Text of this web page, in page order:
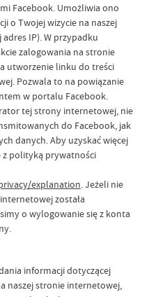
Facebook. Umożliwia ono
o Twojej wizycie na naszej
IP). W przypadku
zalogowania na stronie
utworzenie linku do treści
Pozwala to na powiązanie
w portalu Facebook.
tej strony internetowej, nie
do Facebook, jak
danych. Aby uzyskać więcej
z polityką prywatności
explanation. Jeżeli nie
została
o wylogowanie się z konta
informacji dotyczącej
naszej stronie internetowej,